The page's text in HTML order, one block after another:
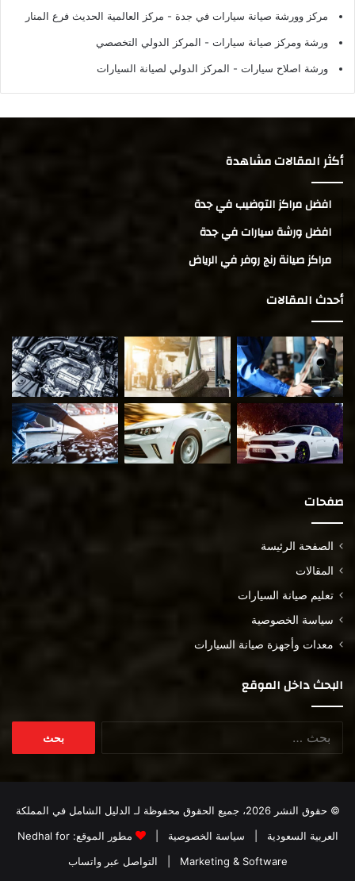
مركز وورشة صيانة سيارات في جدة - مركز العالمية الحديث فرع المنار
ورشة ومركز صيانة سيارات - المركز الدولي التخصصي
ورشة اصلاح سيارات - المركز الدولي لصيانة السيارات
أكثر المقالات مشاهدة
افضل مراكز التوضيب في جدة
افضل ورشة سيارات في جدة
مراكز صيانة رنج روفر في الرياض
أحدث المقالات
صفحات
الصفحة الرئيسة
المقالات
تعليم صيانة السيارات
سياسة الخصوصية
معدات وأجهزة صيانة السيارات
البحث داخل الموقع
© حقوق النشر 2026، جميع الحقوق محفوظة لـ
الدليل الشامل في المملكة
العربية السعودية
سياسة الخصوصية | مطور الموقع:Nedhal for
Marketing & Software
التواصل عبر واتساب